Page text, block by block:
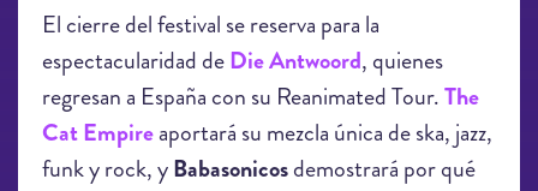
El cierre del festival se reserva para la
espectacularidad deDie Antwoord, quienes
regresan a España con su Reanimated Tour.The
Cat Empireaportará su mezcla única de ska, jazz,
funk y rock, yBabasonicosdemostrará por qué